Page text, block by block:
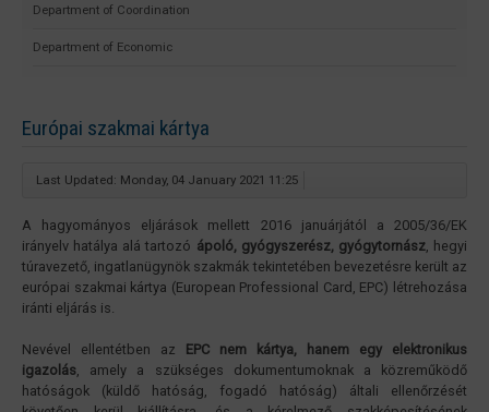
Department of Coordination
Department of Economic
Európai szakmai kártya
Last Updated: Monday, 04 January 2021 11:25
A hagyományos eljárások mellett 2016 januárjától a 2005/36/EK
irányelv hatálya alá tartozó ápoló, gyógyszerész, gyógytornász, hegyi
túravezető, ingatlanügynök szakmák tekintetében bevezetésre került az
európai szakmai kártya (European Professional Card, EPC) létrehozása
iránti eljárás is.
Nevével ellentétben az
EPC nem kártya, hanem egy elektronikus
igazolás, amely a szükséges dokumentumoknak a közreműködő
hatóságok (küldő hatóság, fogadó hatóság) általi ellenőrzését